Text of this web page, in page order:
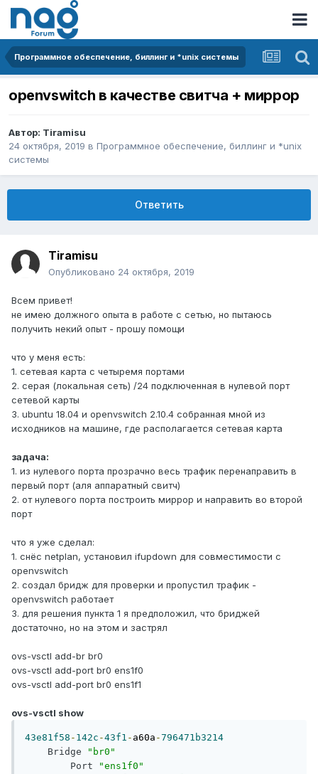
Программное обеспечение, биллинг и *unix системы
openvswitch в качестве свитча + миррор
Автор: Tiramisu
24 октября, 2019 в Программное обеспечение, биллинг и *unix
системы
Ответить
Tiramisu
Опубликовано 24 октября, 2019
Всем привет!
не имею должного опыта в работе с сетью, но пытаюсь
получить некий опыт - прошу помощи
что у меня есть:
1. сетевая карта с четыремя портами
2. серая (локальная сеть) /24 подключенная в нулевой порт
сетевой карты
3. ubuntu 18.04 и openvswitch 2.10.4 собранная мной из
исходников на машине, где располагается сетевая карта
задача:
1. из нулевого порта прозрачно весь трафик перенаправить в
первый порт (аля аппаратный свитч)
2. от нулевого порта построить миррор и направить во второй
порт
что я уже сделал:
1. снёс netplan, установил ifupdown для совместимости с
openvswitch
2. создал бридж для проверки и пропустил трафик -
openvswitch работает
3. для решения пункта 1 я предположил, что бриджей
достаточно, но на этом и застрял
ovs-vsctl add-br br0
ovs-vsctl add-port br0 ens1f0
ovs-vsctl add-port br0 ens1f1
ovs-vsctl show
43e81f58 - 142c -43f1 - a60a -796471b3214
Bridge
"br0"
Port
"ens1f0"